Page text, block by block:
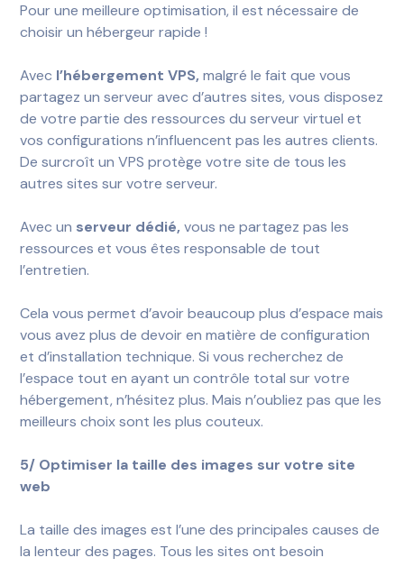
Pour une meilleure optimisation, il est nécessaire de
choisir un hébergeur rapide !
Avec l’hébergement VPS, malgré le fait que vous
partagez un serveur avec d’autres sites, vous disposez
de votre partie des ressources du serveur virtuel et
vos configurations n’influencent pas les autres clients.
De surcroît un VPS protège votre site de tous les
autres sites sur votre serveur.
Avec un serveur dédié, vous ne partagez pas les
ressources et vous êtes responsable de tout
l’entretien.
Cela vous permet d’avoir beaucoup plus d’espace mais
vous avez plus de devoir en matière de configuration
et d’installation technique. Si vous recherchez de
l’espace tout en ayant un contrôle total sur votre
hébergement, n’hésitez plus. Mais n’oubliez pas que les
meilleurs choix sont les plus couteux.
5/ Optimiser la taille des images sur votre site
web
La taille des images est l’une des principales causes de
la lenteur des pages. Tous les sites ont besoin